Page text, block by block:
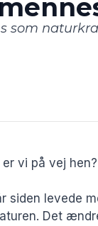
som
vi på vej hen?
siden levede
Det